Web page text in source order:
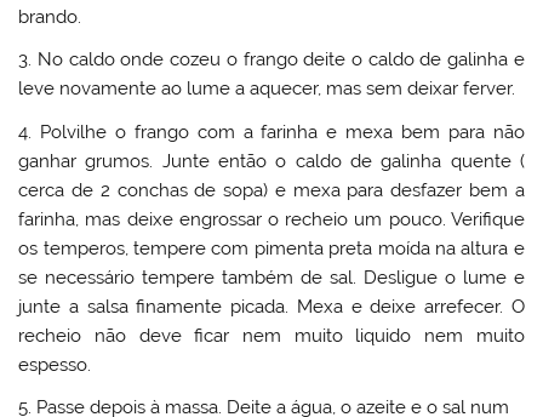
brando.
3. No caldo onde cozeu o frango deite o caldo de galinha e
leve novamente ao lume a aquecer, mas sem deixar ferver.
4. Polvilhe o frango com a farinha e mexa bem para não
ganhar grumos. Junte então o caldo de galinha quente (
cerca de 2 conchas de sopa) e mexa para desfazer bem a
farinha, mas deixe engrossar o recheio um pouco. Verifique
os temperos, tempere com pimenta preta moída na altura e
se necessário tempere também de sal. Desligue o lume e
junte a salsa finamente picada. Mexa e deixe arrefecer. O
recheio não deve ficar nem muito liquido nem muito
espesso.
5. Passe depois à massa. Deite a água, o azeite e o sal num